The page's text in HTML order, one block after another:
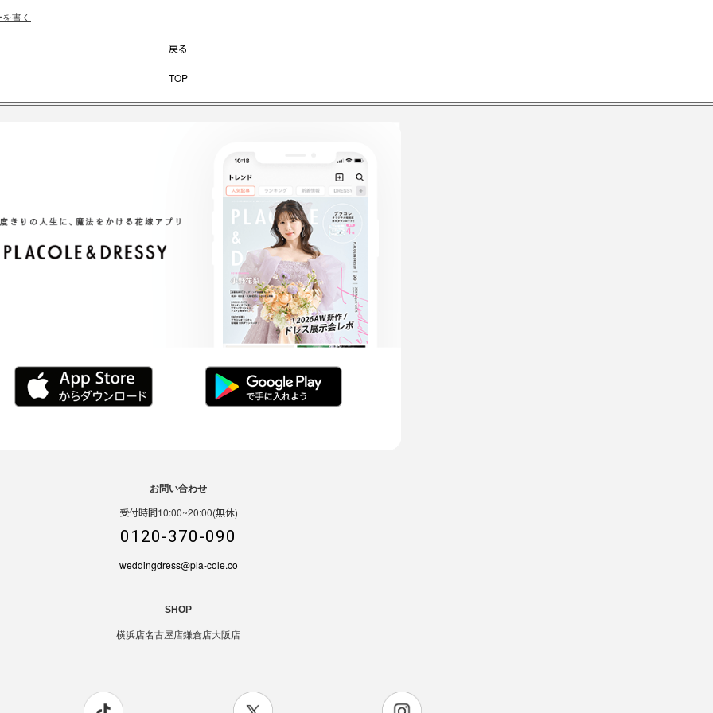
書く
戻る
TOP
お問い合わせ
受付時間10:00~20:00(無休)
0120-370-090
weddingdress@pla-cole.co
SHOP
横浜店名古屋店鎌倉店大阪店